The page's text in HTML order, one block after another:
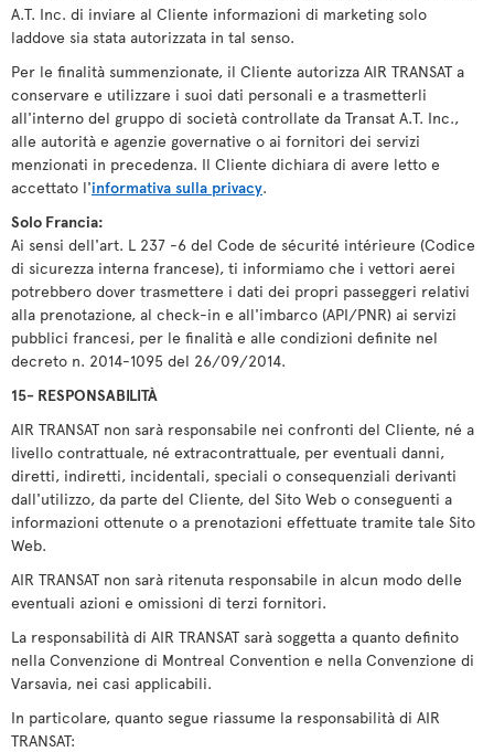
A.T. Inc. di inviare al Cliente informazioni di marketing solo
laddove sia stata autorizzata in tal senso.
Per le finalità summenzionate, il Cliente autorizza AIR TRANSAT a
conservare e utilizzare i suoi dati personali e a trasmetterli
all'interno del gruppo di società controllate da Transat A.T. Inc.,
alle autorità e agenzie governative o ai fornitori dei servizi
menzionati in precedenza. Il Cliente dichiara di avere letto e
accettato l'informativa sulla privacy.
Solo Francia:
Ai sensi dell'art. L 237 -6 del Code de sécurité intérieure (Codice
di sicurezza interna francese), ti informiamo che i vettori aerei
potrebbero dover trasmettere i dati dei propri passeggeri relativi
alla prenotazione, al check-in e all'imbarco (API/PNR) ai servizi
pubblici francesi, per le finalità e alle condizioni definite nel
decreto n. 2014-1095 del 26/09/2014.
15- RESPONSABILITÀ
AIR TRANSAT non sarà responsabile nei confronti del Cliente, né a
livello contrattuale, né extracontrattuale, per eventuali danni,
diretti, indiretti, incidentali, speciali o consequenziali derivanti
dall'utilizzo, da parte del Cliente, del Sito Web o conseguenti a
informazioni ottenute o a prenotazioni effettuate tramite tale Sito
Web.
AIR TRANSAT non sarà ritenuta responsabile in alcun modo delle
eventuali azioni e omissioni di terzi fornitori.
La responsabilità di AIR TRANSAT sarà soggetta a quanto definito
nella Convenzione di Montreal Convention e nella Convenzione di
Varsavia, nei casi applicabili.
In particolare, quanto segue riassume la responsabilità di AIR
TRANSAT: